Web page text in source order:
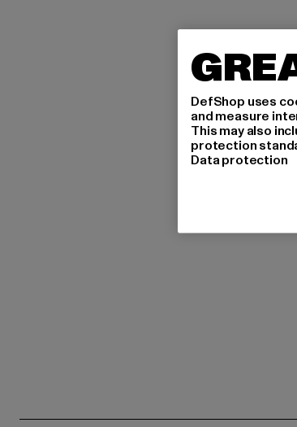
DefShop uses
and measure
This may also
protection
Data protection